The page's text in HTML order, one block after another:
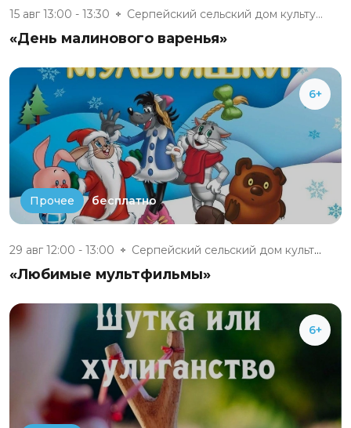
15 авг 13:00 - 13:30 Серпейский сельский дом культу...
«День малинового варенья»
6+
Прочее бесплатно
29 авг 12:00 - 13:00 Серпейский сельский дом культу...
«Любимые мультфильмы»
6+